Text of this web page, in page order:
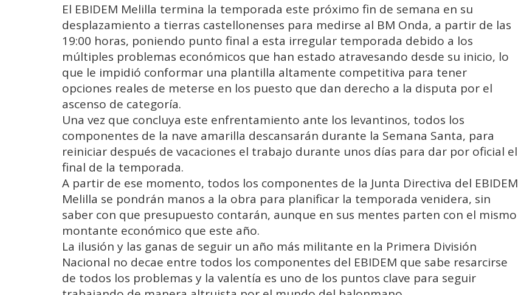
El EBIDEM Melilla termina la temporada este próximo fin de semana en su
desplazamiento a tierras castellonenses para medirse al BM Onda, a partir de las
19:00 horas, poniendo punto final a esta irregular temporada debido a los
múltiples problemas económicos que han estado atravesando desde su inicio, lo
que le impidió conformar una plantilla altamente competitiva para tener
opciones reales de meterse en los puesto que dan derecho a la disputa por el
ascenso de categoría.
Una vez que concluya este enfrentamiento ante los levantinos, todos los
componentes de la nave amarilla descansarán durante la Semana Santa, para
reiniciar después de vacaciones el trabajo durante unos días para dar por oficial el
final de la temporada.
A partir de ese momento, todos los componentes de la Junta Directiva del EBIDEM
Melilla se pondrán manos a la obra para planificar la temporada venidera, sin
saber con que presupuesto contarán, aunque en sus mentes parten con el mismo
montante económico que este año.
La ilusión y las ganas de seguir un año más militante en la Primera División
Nacional no decae entre todos los componentes del EBIDEM que sabe resarcirse
de todos los problemas y la valentía es uno de los puntos clave para seguir